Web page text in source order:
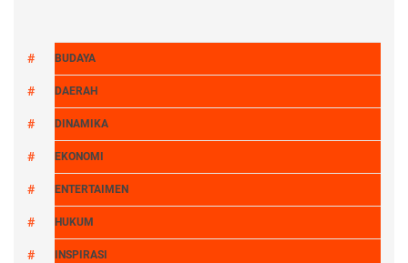
BUDAYA
DAERAH
DINAMIKA
EKONOMI
ENTERTAIMEN
HUKUM
INSPIRASI